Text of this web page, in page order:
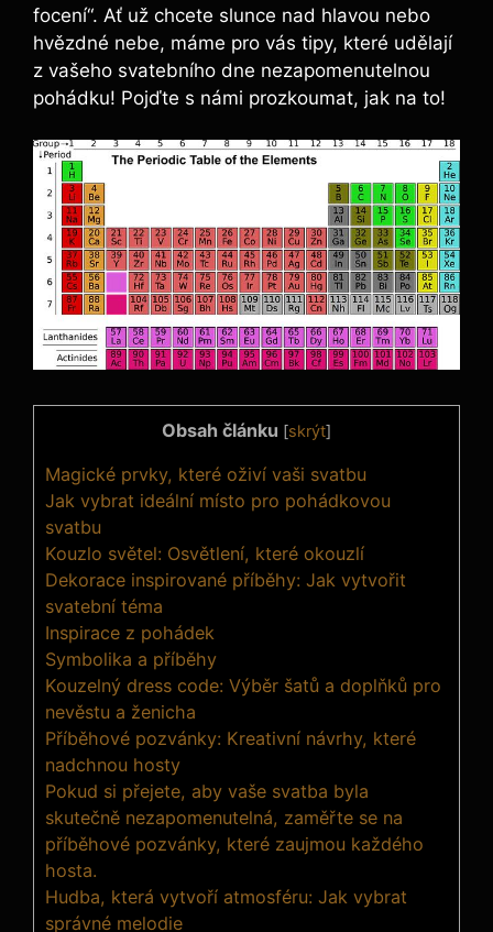
focení“. Ať ⁢už chcete‌ slunce nad hlavou nebo
hvězdné nebe, máme ‌pro ‍vás tipy, které udělají
z vašeho‍ svatebního dne ⁢nezapomenutelnou
pohádku! Pojďte s námi prozkoumat,‌ jak na⁢ to!
Obsah článku [skrýt]
Magické prvky, které oživí vaši svatbu
Jak vybrat ideální místo pro pohádkovou
svatbu
Kouzlo světel: Osvětlení, které okouzlí
Dekorace inspirované příběhy:‌ Jak vytvořit
svatební téma
Inspirace ⁢z pohádek
Symbolika a příběhy
Kouzelný dress code: Výběr šatů ⁢a doplňků pro
nevěstu a ženicha
Příběhové⁣ pozvánky: Kreativní návrhy,​ které
nadchnou hosty
Pokud si přejete, aby vaše svatba byla
skutečně nezapomenutelná, zaměřte se na
příběhové pozvánky,‍ které zaujmou každého
hosta.
Hudba, která vytvoří atmosféru: Jak vybrat​
správné melodie